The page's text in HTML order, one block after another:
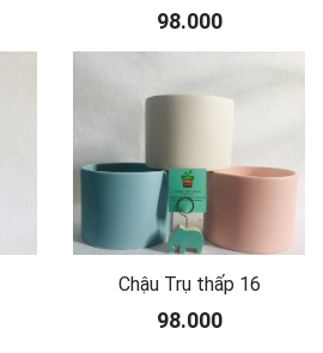
98.000
Chậu Trụ thấp 16
98.000